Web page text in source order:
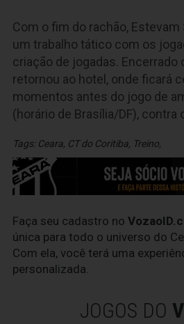
Com o fim do rachão,
um trabalho tático com os
criação de jogadas. Encerrado
retornou ao hotel, onde ficará
momentos antes do jogo de
(horário de Brasília/DF), contra
Tags: Ceara, CT do Coritiba, Treino,
Faça seu cadastro no
única para todo o universo do
Com ela, você terá uma
personalizada.
JOGOS DO